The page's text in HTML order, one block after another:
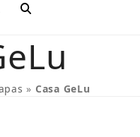
» Casa GeLu